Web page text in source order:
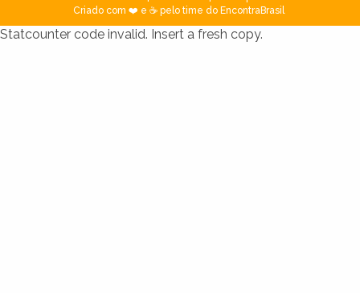
Criado com ❤️ e ☕ pelo time do EncontraBrasil
Statcounter code invalid. Insert a fresh copy.